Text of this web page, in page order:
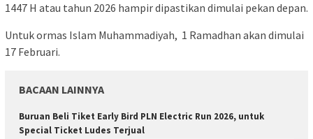
1447 H atau tahun 2026 hampir dipastikan dimulai pekan depan.
Untuk ormas Islam Muhammadiyah, 1 Ramadhan akan dimulai
17 Februari.
BACAAN LAINNYA
Buruan Beli Tiket Early Bird PLN Electric Run 2026, untuk
Special Ticket Ludes Terjual